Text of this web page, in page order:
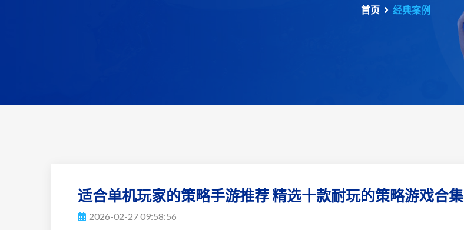
首页 经典案例
适合单机玩家的策略手游推荐 精选十款耐玩的策略游戏合集
2026-02-27 09:58:56